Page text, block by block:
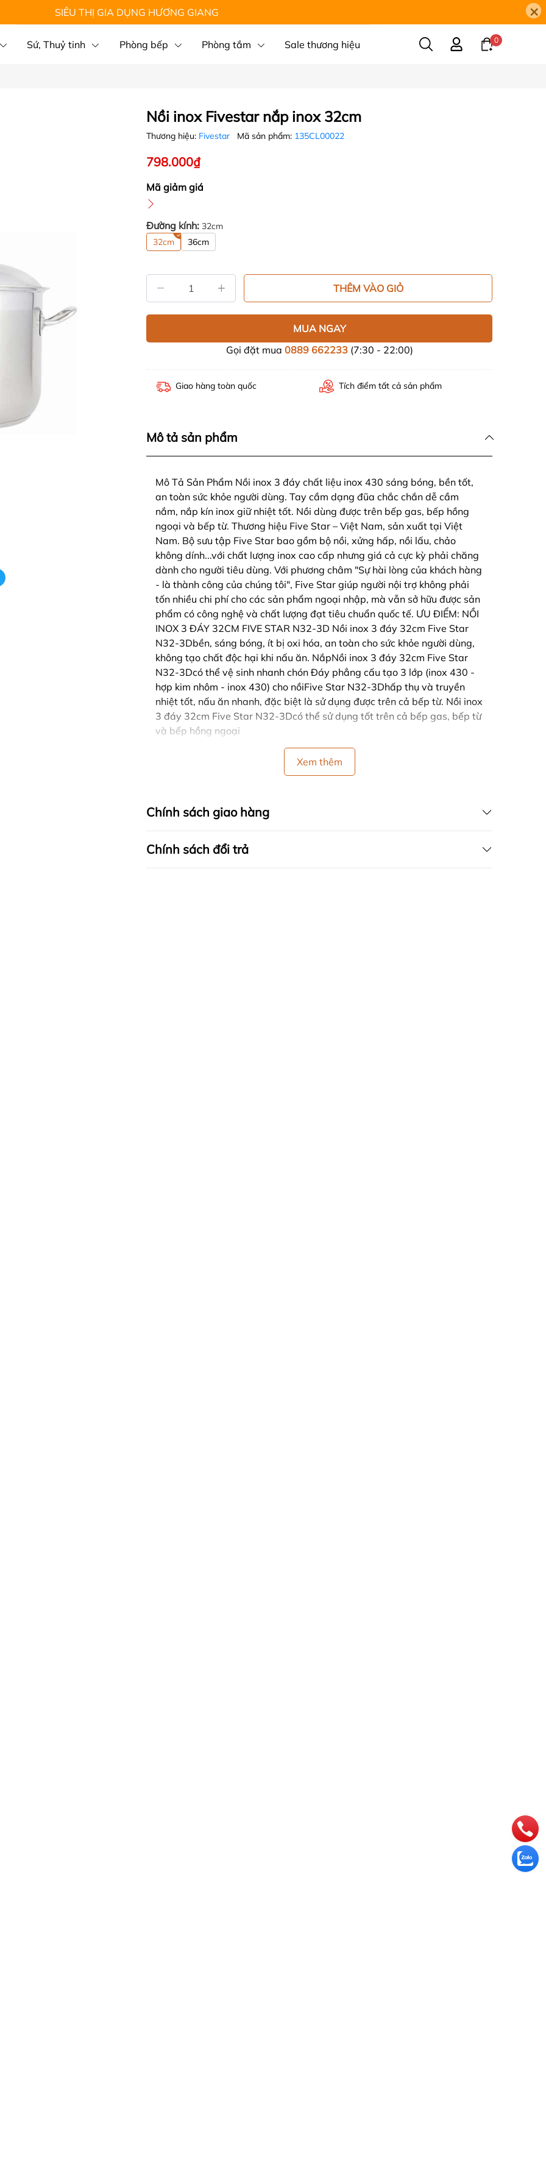
SIÊU THỊ GIA DỤNG HƯƠNG GIANG ×
Sứ, Thuỷ tinh Phòng bếp Phòng tắm Sale thương hiệu 0
Nồi inox Fivestar nắp inox 32cm
Thương hiệu: Fivestar Mã sản phẩm: 135CL00022
798.000₫
Mã giảm giá
Đường kính: 32cm
32cm
36cm
THÊM VÀO GIỎ
MUA NGAY
Gọi đặt mua 0889 662233(7:30 - 22:00)
Giao hàng toàn quốc Tích điểm tất cả sản phẩm
Mô tả sản phẩm
Mô Tả Sản Phẩm Nồi inox 3 đáy chất liệu inox 430 sáng bóng, bền tốt,
an toàn sức khỏe người dùng. Tay cầm dạng đũa chắc chắn dễ cầm
nắm, nắp kín inox giữ nhiệt tốt. Nồi dùng được trên bếp gas, bếp hồng
ngoại và bếp từ. Thương hiệu Five Star – Việt Nam, sản xuất tại Việt
Nam. Bộ sưu tập Five Star bao gồm bộ nồi, xửng hấp, nồi lấu, chảo
không dính...với chất lượng inox cao cấp nhưng giá cả cực kỳ phải chăng
dành cho người tiêu dùng. Với phương châm "Sự hài lòng của khách hàng
- là thành công của chúng tôi", Five Star giúp người nội trợ không phải
tốn nhiều chi phí cho các sản phẩm ngoại nhập, mà vẫn sở hữu được sản
phẩm có công nghệ và chất lượng đạt tiêu chuẩn quốc tế. ƯU ĐIỂM: NỒI
INOX 3 ĐÁY 32CM FIVE STAR N32-3D Nồi inox 3 đáy 32cm Five Star
N32-3Dbền, sáng bóng, ít bị oxi hóa, an toàn cho sức khỏe người dùng,
không tạo chất độc hại khi nấu ăn. NắpNồi inox 3 đáy 32cm Five Star
N32-3Dcó thể vệ sinh nhanh chón Đáy phẳng cấu tạo 3 lớp (inox 430 -
hợp kim nhôm - inox 430) cho nồiFive Star N32-3Dhấp thụ và truyền
nhiệt tốt, nấu ăn nhanh, đặc biệt là sử dụng được trên cả bếp từ. Nồi inox
3 đáy 32cm Five Star N32-3Dcó thể sử dụng tốt trên cả bếp gas, bếp từ
và bếp hồng ngoại
Xem thêm
Chính sách giao hàng
Chính sách đổi trả